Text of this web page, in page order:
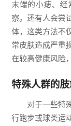
末端的小痣、经
察。还有人会尝
体，这类方法不
常皮肤造成严重
在较高健康风险
特殊人群的
对于一些特
行跑步或球类运